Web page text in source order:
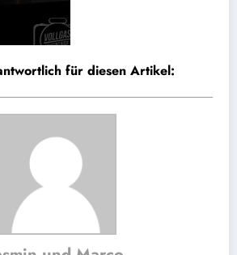
für diesen Artikel: